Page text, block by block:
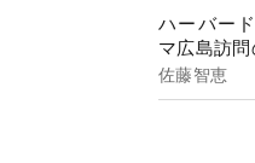
ハーバー
マ広島訪
佐藤智恵